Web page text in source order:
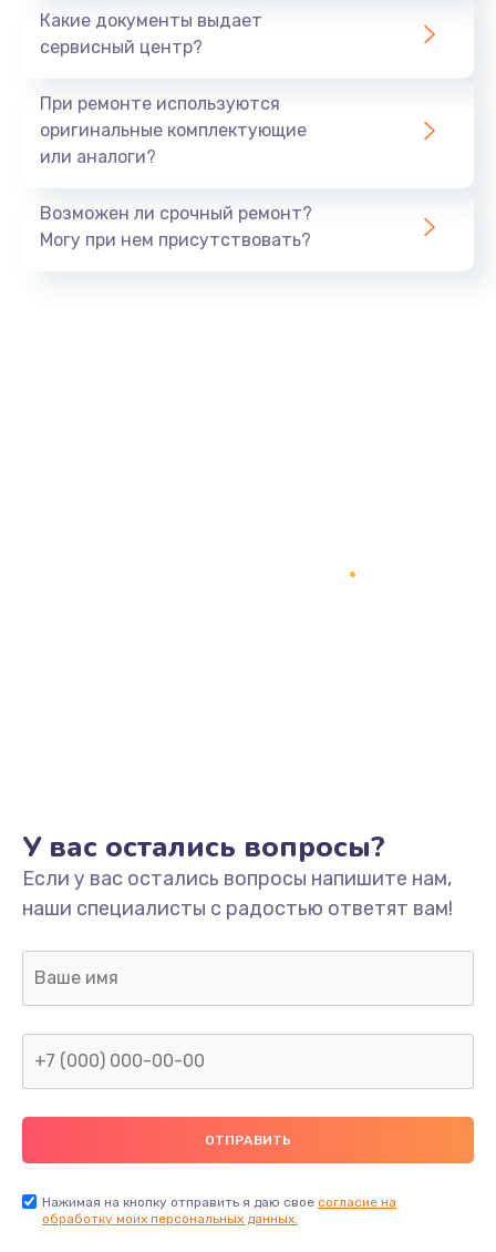
1530 руб.
Замена шлейфа матрицы
Замена процессора
1800 руб.
Замена системы охлаждения
1600 руб.
Замена термопасты
Заказать
Какие документы выдает
сервисный центр?
При ремонте используются
оригинальные комплектующие
или аналоги?
Возможен ли срочный ремонт?
Могу при нем присутствовать?
У вас остались вопросы?
Если у вас остались вопросы напишите нам,
наши специалисты с радостью ответят вам!
Нажимая на кнопку отправить я даю свое согласие на
обработку моих персональных данных.